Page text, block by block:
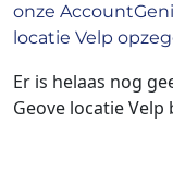
onze
locatie Velp
Er is helaas nog
Geove locatie